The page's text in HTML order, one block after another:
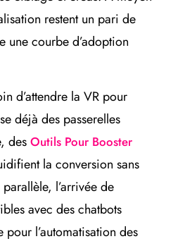
restent un pari de
une courbe d’adoption
d’attendre la VR pour
déjà des passerelles
des Outils Pour Booster
la conversion sans
l’arrivée de
avec des chatbots
l’automatisation des